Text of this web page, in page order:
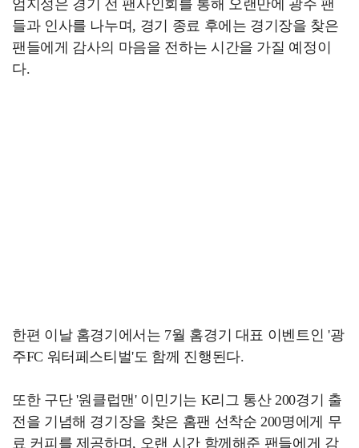
엄지성은 경기 전 팬사인회를 통해 오랜만에 광주 팬
들과 인사를 나누며, 경기 종료 후에는 경기장을 찾은
팬들에게 감사의 마음을 전하는 시간을 가질 예정이
다.
한편 이날 홈경기에서는 7월 홈경기 대표 이벤트인 '광
주FC 워터페스티벌'도 함께 진행된다.
또한 구단 '원클럽맨' 이민기는 K리그 통산 200경기 출
전을 기념해 경기장을 찾은 홈팬 선착순 200명에게 무
료 커피를 제공하며, 오랜 시간 함께해준 팬들에게 감